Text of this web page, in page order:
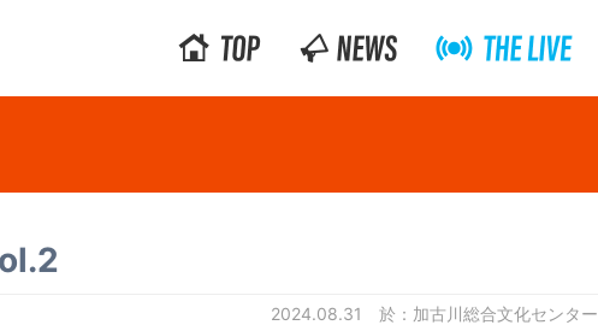
2024.08.31 加古川総合文化センター